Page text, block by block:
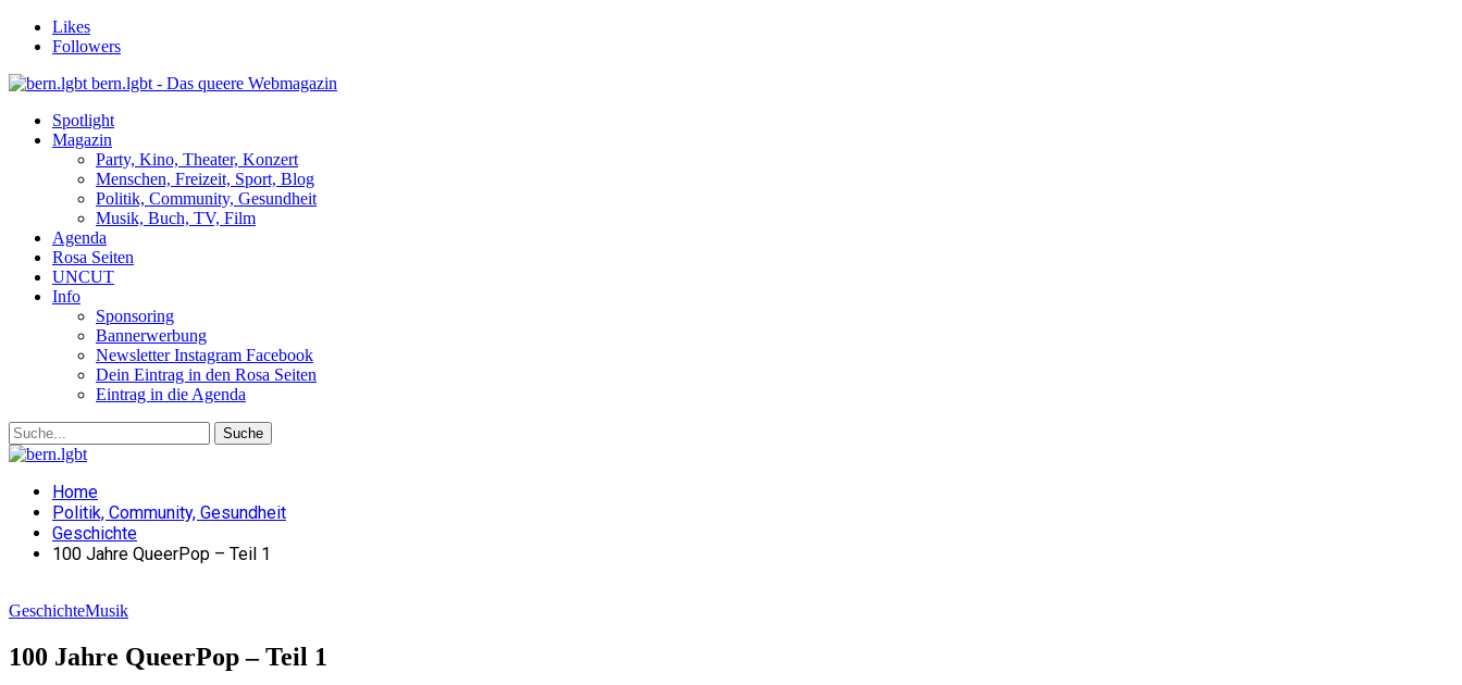
Likes
Followers
bern.lgbt - Das queere Webmagazin
Spotlight
Magazin
Party, Kino, Theater, Konzert
Menschen, Freizeit, Sport, Blog
Politik, Community, Gesundheit
Musik, Buch, TV, Film
Agenda
Rosa Seiten
UNCUT
Info
Sponsoring
Bannerwerbung
Newsletter Instagram Facebook
Dein Eintrag in den Rosa Seiten
Eintrag in die Agenda
Home
Politik, Community, Gesundheit
Geschichte
100 Jahre QueerPop – Teil 1
GeschichteMusik
100 Jahre QueerPop – Teil 1